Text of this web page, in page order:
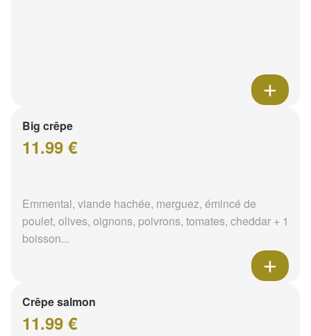
Big crêpe
11.99 €
Emmental, viande hachée, merguez, émincé de
poulet, olives, oignons, poivrons, tomates, cheddar + 1
boisson...
Crêpe salmon
11.99 €